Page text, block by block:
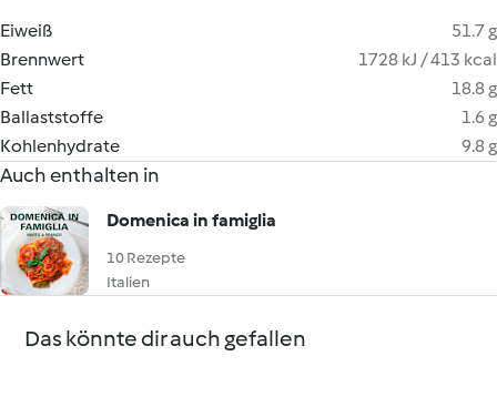
Eiweiß
51.7 g
Brennwert
1728 kJ / 413 kcal
Fett
18.8 g
Ballaststoffe
1.6 g
Kohlenhydrate
9.8 g
Auch enthalten in
Domenica in famiglia
10 Rezepte
Italien
Das könnte dir auch gefallen